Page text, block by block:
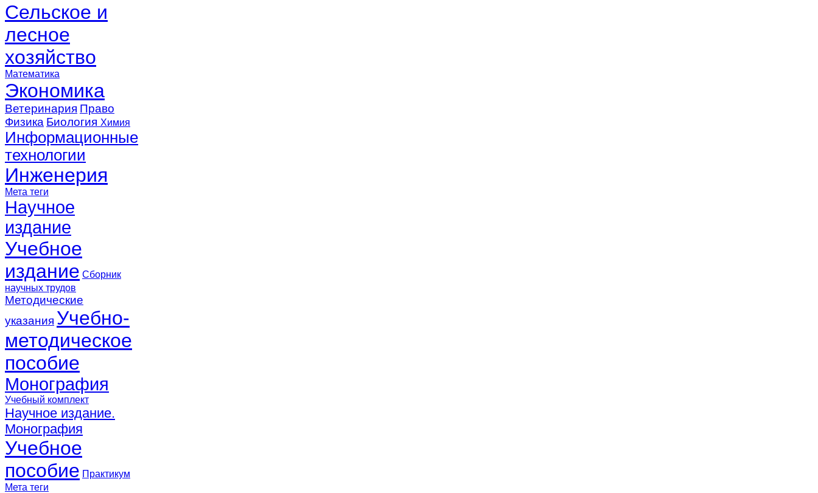
Сельское и
лесное
хозяйство
Математика
Экономика
Ветеринария Право
Физика Биология Химия
Информационные
технологии
Инженерия
Мета теги
Научное
издание
Учебное
издание Сборник
научных трудов
Методические
указания Учебно-
методическое
пособие
Монография
Учебный комплект
Научное издание.
Монография
Учебное
пособие Практикум
Мета теги